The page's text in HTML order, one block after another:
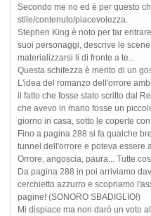
Secondo me no ed è per questo
stile/contenuto/piacevolezza.
Stephen King è noto per far
suoi personaggi, descrive le
materializzarsi li di fronte a te...
Questa schifezza è merito di un
L'idea del romanzo dell'orrore
il fatto che fosse stato scritto dal
che avevo in mano fosse un
giorno in casa, sotto le coperte
Fino a pagina 288 si fa qualche
tunnel dell'orrore e poteva essere
Orrore, angoscia, paura... Tutte
Da pagina 288 in poi arriviamo
cerchietto azzurro e scopriamo
pagine! (SONORO SBADIGLIO!)
Mi dispiace ma non darò un voto